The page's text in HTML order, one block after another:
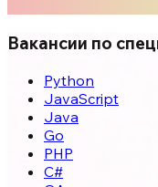
Вакансии по
Python
JavaScript
Java
Go
PHP
C#